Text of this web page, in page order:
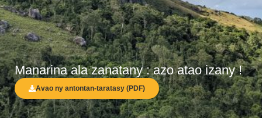
Manarina ala zanatany : azo atao izany !
Avao ny antontan-taratasy (PDF)